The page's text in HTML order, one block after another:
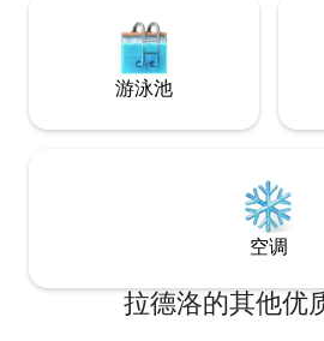
游泳池
空调
拉德洛的其他优